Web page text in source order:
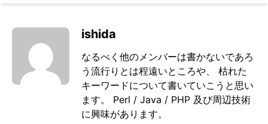
ishida
なるべく他のメンバーは書かないであろ
う流行りとは程遠いところや、 枯れた
キーワードについて書いていこうと思い
ます。 Perl / Java / PHP 及び周辺技術
に興味があります。